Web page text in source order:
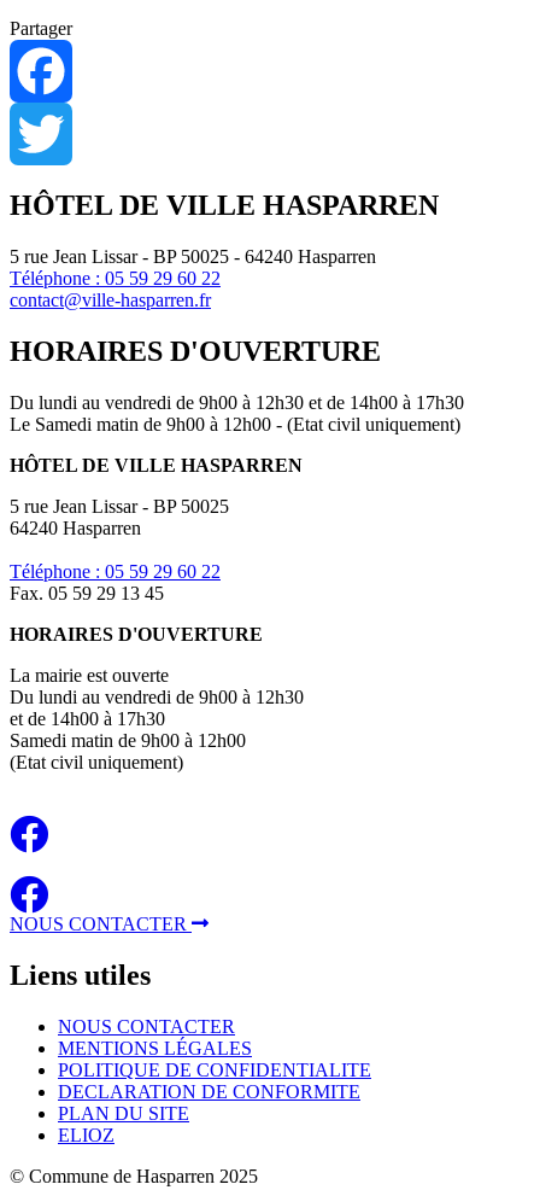
Partager
Facebook
Twitter
HÔTEL DE VILLE HASPARREN
5 rue Jean Lissar - BP 50025 - 64240 Hasparren
Téléphone : 05 59 29 60 22
contact@ville-hasparren.fr
HORAIRES D'OUVERTURE
Du lundi au vendredi de 9h00 à 12h30 et de 14h00 à 17h30
Le Samedi matin de 9h00 à 12h00 - (Etat civil uniquement)
HÔTEL DE VILLE HASPARREN
5 rue Jean Lissar - BP 50025
64240 Hasparren
Téléphone : 05 59 29 60 22
Fax. 05 59 29 13 45
HORAIRES D'OUVERTURE
La mairie est ouverte
Du lundi au vendredi de 9h00 à 12h30
et de 14h00 à 17h30
Samedi matin de 9h00 à 12h00
(Etat civil uniquement)
NOUS CONTACTER
Liens utiles
NOUS CONTACTER
MENTIONS LÉGALES
POLITIQUE DE CONFIDENTIALITE
DECLARATION DE CONFORMITE
PLAN DU SITE
ELIOZ
© Commune de Hasparren 2025